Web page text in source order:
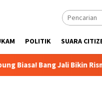
POLITIK SUARA
Jali Bikin Risma Angkat